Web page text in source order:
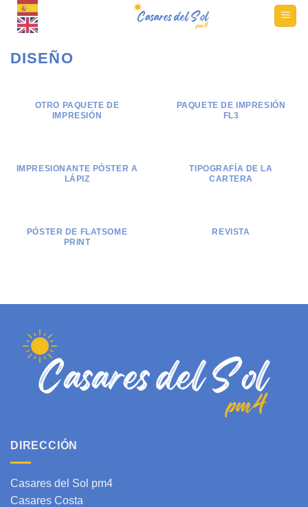
DISEÑO
OTRO PAQUETE DE
IMPRESIÓN
PAQUETE DE IMPRESIÓN
FL3
IMPRESIONANTE PÓSTER A
LÁPIZ
TIPOGRAFÍA DE LA
CARTERA
PÓSTER DE FLATSOME
PRINT
REVISTA
DIRECCIÓN
Casares del Sol pm4
Casares Costa